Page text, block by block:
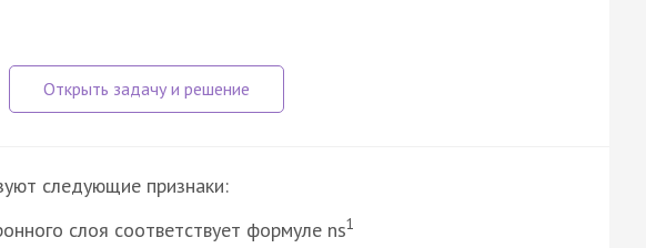
следующие признаки:
слоя соответствует формуле ns1